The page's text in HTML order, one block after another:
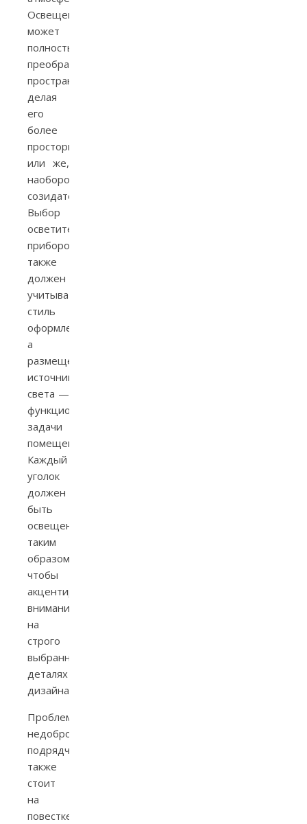
Освещение
может
полностью
преобразить
пространство,
делая
его
более
просторным
или же,
наоборот,
созидательным.
Выбор
осветительных
приборов
также
должен
учитывать
стиль
оформления,
а
размещение
источников
света —
функциональные
задачи
помещения.
Каждый
уголок
должен
быть
освещен
таким
образом,
чтобы
акцентировать
внимание
на
строго
выбранных
деталях
дизайна.
Проблема
недобросовестных
подрядчиков
также
стоит
на
повестке